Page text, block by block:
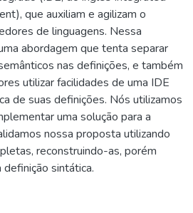
que auxiliam e agilizam o
de linguagens. Nessa
abordagem que tenta separar
nas definições, e também
utilizar facilidades de uma IDE
de suas definições. Nós utilizamos
uma solução para a
nossa proposta utilizando
reconstruindo-as, porém
sintática.